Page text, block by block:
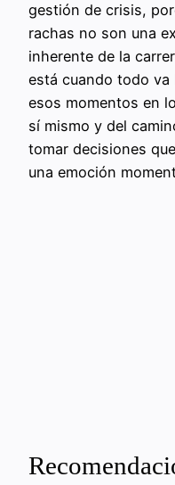
gestión de crisis,
rachas no son una
inherente de la
está cuando todo va
esos momentos en
sí mismo y del
tomar decisiones
una emoción